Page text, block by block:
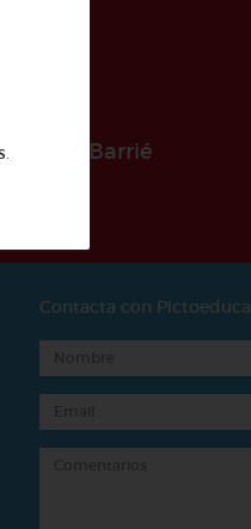
Barrié
Contacta con Pictoeduca
.